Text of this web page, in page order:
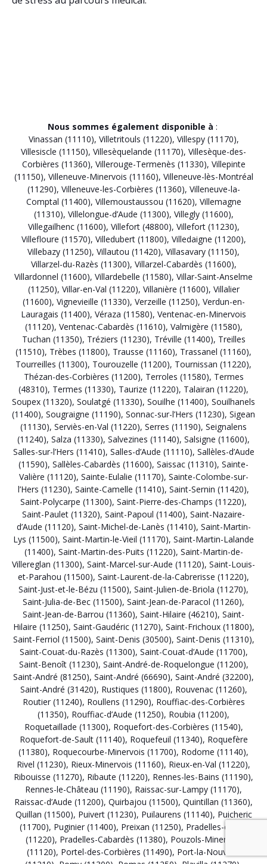
Nous sommes également disponible à :
Vinassan (11110), Villetritouls (11220), Villespy (11170),
Villesiscle (11150), Villesèquelande (11170), Villesèque-des-
Corbières (11360), Villerouge-Termenès (11330), Villepinte
(11150), Villeneuve-Minervois (11160), Villeneuve-lès-Montréal
(11290), Villeneuve-les-Corbières (11360), Villeneuve-la-
Comptal (11400), Villemoustaussou (11620), Villemagne
(11310), Villelongue-d’Aude (11300), Villegly (11600),
Villegailhenc (11600), Villefort (48800), Villefort (11230),
Villefloure (11570), Villedubert (11800), Villedaigne (11200),
Villebazy (11250), Villautou (11420), Villasavary (11150),
Villarzel-du-Razès (11300), Villarzel-Cabardès (11600),
Villardonnel (11600), Villardebelle (11580), Villar-Saint-Anselme
(11250), Villar-en-Val (11220), Villanière (11600), Villalier
(11600), Vignevieille (11330), Verzeille (11250), Verdun-en-
Lauragais (11400), Véraza (11580), Ventenac-en-Minervois
(11120), Ventenac-Cabardès (11610), Valmigère (11580),
Tuchan (11350), Tréziers (11230), Tréville (11400), Treilles
(11510), Trèbes (11800), Trausse (11160), Trassanel (11160),
Tourreilles (11300), Tourouzelle (11200), Tournissan (11220),
Thézan-des-Corbières (11200), Terroles (11580), Termes
(48310), Termes (11330), Taurize (11220), Talairan (11220),
Soupex (11320), Soulatgé (11330), Souilhe (11400), Souilhanels
(11400), Sougraigne (11190), Sonnac-sur-l’Hers (11230), Sigean
(11130), Serviès-en-Val (11220), Serres (11190), Seignalens
(11240), Salza (11330), Salvezines (11140), Salsigne (11600),
Salles-sur-l’Hers (11410), Salles-d’Aude (11110), Sallèles-d’Aude
(11590), Sallèles-Cabardès (11600), Saissac (11310), Sainte-
Valière (11120), Sainte-Eulalie (11170), Sainte-Colombe-sur-
l’Hers (11230), Sainte-Camelle (11410), Saint-Sernin (11420),
Saint-Polycarpe (11300), Saint-Pierre-des-Champs (11220),
Saint-Paulet (11320), Saint-Papoul (11400), Saint-Nazaire-
d’Aude (11120), Saint-Michel-de-Lanès (11410), Saint-Martin-
Lys (11500), Saint-Martin-le-Vieil (11170), Saint-Martin-Lalande
(11400), Saint-Martin-des-Puits (11220), Saint-Martin-de-
Villereglan (11300), Saint-Marcel-sur-Aude (11120), Saint-Louis-
et-Parahou (11500), Saint-Laurent-de-la-Cabrerisse (11220),
Saint-Just-et-le-Bézu (11500), Saint-Julien-de-Briola (11270),
Saint-Julia-de-Bec (11500), Saint-Jean-de-Paracol (11260),
Saint-Jean-de-Barrou (11360), Saint-Hilaire (46210), Saint-
Hilaire (11250), Saint-Gaudéric (11270), Saint-Frichoux (11800),
Saint-Ferriol (11500), Saint-Denis (30500), Saint-Denis (11310),
Saint-Couat-du-Razès (11300), Saint-Couat-d’Aude (11700),
Saint-Benoît (11230), Saint-André-de-Roquelongue (11200),
Saint-André (81250), Saint-André (66690), Saint-André (32200),
Saint-André (31420), Rustiques (11800), Rouvenac (11260),
Routier (11240), Roullens (11290), Rouffiac-des-Corbières
(11350), Rouffiac-d’Aude (11250), Roubia (11200),
Roquetaillade (11300), Roquefort-des-Corbières (11540),
Roquefort-de-Sault (11140), Roquefeuil (11340), Roquefère
(11380), Roquecourbe-Minervois (11700), Rodome (11140),
Rivel (11230), Rieux-Minervois (11160), Rieux-en-Val (11220),
Ribouisse (11270), Ribaute (11220), Rennes-les-Bains (11190),
Rennes-le-Château (11190), Raissac-sur-Lampy (11170),
Raissac-d’Aude (11200), Quirbajou (11500), Quintillan (11360),
Quillan (11500), Puivert (11230), Puilaurens (11140), Puicheric
(11700), Puginier (11400), Preixan (11250), Pradelles-en-Val
(11220), Pradelles-Cabardès (11380), Pouzols-Minervois
(11120), Portel-des-Corbières (11490), Port-la-Nouvelle